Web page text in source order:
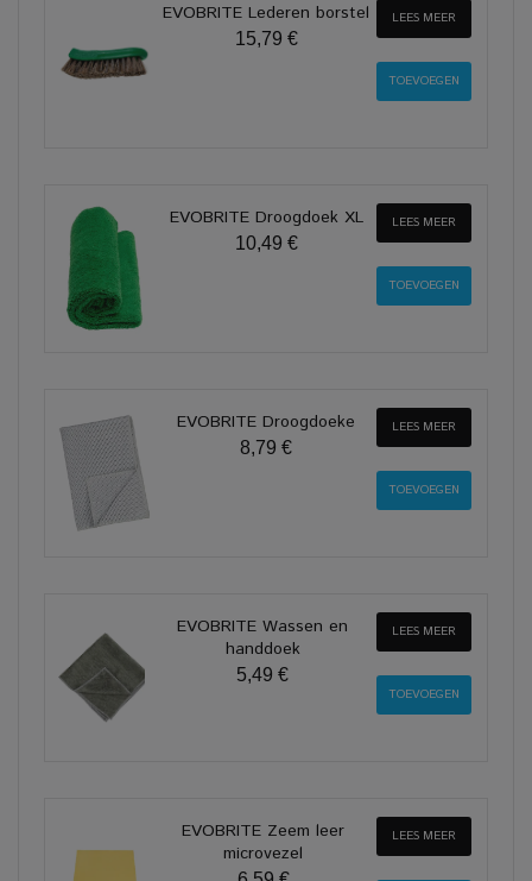
EVOBRITE Lederen borstel
15,79 €
LEES MEER
EVOBRITE Droogdoek XL
10,49 €
LEES MEER
EVOBRITE Droogdoeke
8,79 €
LEES MEER
EVOBRITE Wassen en
handdoek
5,49 €
LEES MEER
EVOBRITE Zeem leer
microvezel
LEES MEER